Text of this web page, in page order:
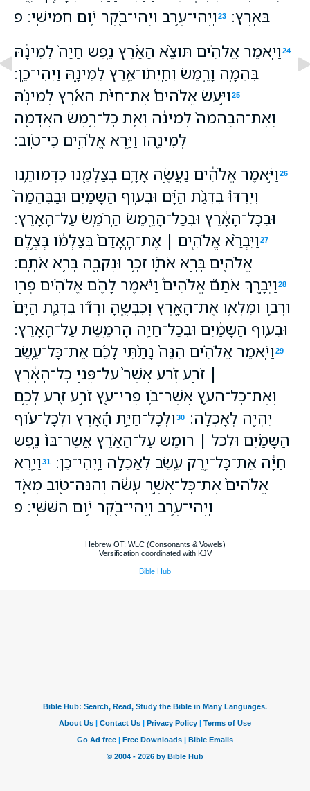
בָּאָֽרֶץ׃
23 וַֽיְהִי־עֶ֥רֶב וַֽיְהִי־בֹ֖קֶר יֹ֥ום חֲמִישִֽׁי׃ פ
24 וַיֹּ֣אמֶר אֱלֹהִ֗ים תֹּוצֵ֨א הָאָ֜רֶץ נֶ֤פֶשׁ חַיָּה֙ לְמִינָ֔הּ
בְּהֵמָ֥ה וָרֶ֛מֶשׂ וְחַֽיְתֹו־אֶ֖רֶץ לְמִינָ֑הּ וַֽיְהִי־כֵֽן׃
25 וַיַּ֣עַשׂ אֱלֹהִים֩ אֶת־חַיַּ֨ת הָאָ֜רֶץ לְמִינָ֗הּ
וְאֶת־הַבְּהֵמָה֙ לְמִינָ֔הּ וְאֵ֛ת כָּל־רֶ֥מֶשׂ הָֽאֲדָמָ֖ה
לְמִינֵ֑הוּ וַיַּ֥רְא אֱלֹהִ֖ים כִּי־טֹֽוב׃
26 וַיֹּ֣אמֶר אֱלֹהִ֔ים נַֽעֲשֶׂ֥ה אָדָ֛ם בְּצַלְמֵ֖נוּ כִּדְמוּתֵ֑נוּ
וְיִרְדּוּ֩ בִדְגַ֨ת הַיָּ֜ם וּבְעֹ֣וף הַשָּׁמַ֗יִם וּבַבְּהֵמָה֙
וּבְכָל־הָאָ֔רֶץ וּבְכָל־הָרֶ֖מֶשׂ הָֽרֹמֵ֥שׂ עַל־הָאָֽרֶץ׃
27 וַיִּבְרָ֨א אֱלֹהִ֤ים ׀ אֶת־הָֽאָדָם֙ בְּצַלְמֹ֔ו בְּצֶ֥לֶם
אֱלֹהִ֖ים בָּרָ֣א אֹתֹ֑ו זָכָ֥ר וּנְקֵבָ֖ה בָּרָ֥א אֹתָֽם׃
28 וַיְבָ֣רֶךְ אֹתָם֮ אֱלֹהִים֒ וַיֹּ֨אמֶר לָהֶ֜ם אֱלֹהִ֗ים פְּר֥וּ
וּרְב֛וּ וּמִלְא֥וּ אֶת־הָאָ֖רֶץ וְכִבְשֻׁ֑הָ וּרְד֞וּ בִּדְגַ֤ת הַיָּם֙
וּבְעֹ֣וף הַשָּׁמַ֔יִם וּבְכָל־חַיָּ֖ה הָֽרֹמֶ֥שֶׂת עַל־הָאָֽרֶץ׃
29 וַיֹּ֣אמֶר אֱלֹהִ֗ים הִנֵּה֩ נָתַ֨תִּי לָכֶ֜ם אֶת־כָּל־עֵ֣שֶׂב
׀ זֹרֵ֣עַ זֶ֗רַע אֲשֶׁר֙ עַל־פְּנֵ֣י כָל־הָאָ֔רֶץ
וְאֶת־כָּל־הָעֵ֛ץ אֲשֶׁר־בֹּ֥ו פְרִי־עֵ֖ץ זֹרֵ֣עַ זָ֑רַע לָכֶ֥ם
יִֽהְיֶ֖ה לְאָכְלָֽה׃
30 וּֽלְכָל־חַיַּ֣ת הָ֠אָרֶץ וּלְכָל־עֹ֨וף
הַשָּׁמַ֜יִם וּלְכֹ֣ל ׀ רֹומֵ֣שׂ עַל־הָאָ֗רֶץ אֲשֶׁר־בֹּו֙ נֶ֣פֶשׁ
חַיָּ֔ה אֶת־כָּל־יֶ֥רֶק עֵ֖שֶׂב לְאָכְלָ֑ה וַֽיְהִי־כֵֽן׃
31 וַיַּ֤רְא
אֱלֹהִים֙ אֶת־כָּל־אֲשֶׁ֣ר עָשָׂ֔ה וְהִנֵּה־טֹ֖וב מְאֹ֑ד
וַֽיְהִי־עֶ֥רֶב וַֽיְהִי־בֹ֖קֶר יֹ֥ום הַשִּׁשִּֽׁי׃ פ
Hebrew OT: WLC (Consonants & Vowels)
Versification coordinated with KJV
Bible Hub